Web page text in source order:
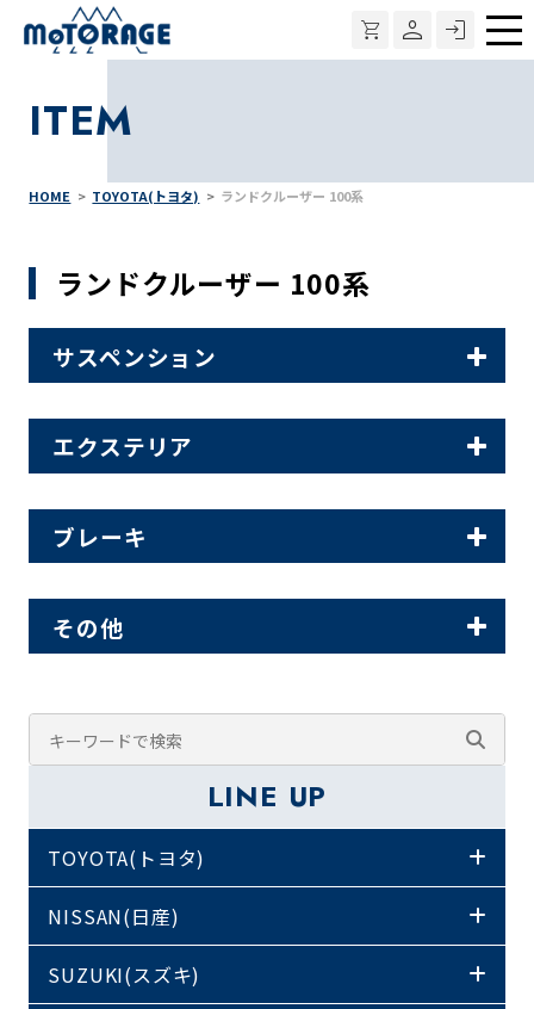
ITEM
HOME TOYOTA(トヨタ) ランドクルーザー 100系
ランドクルーザー 100系
サスペンション
エクステリア
ブレーキ
その他
LINE UP
TOYOTA(トヨタ)
NISSAN(日産)
SUZUKI(スズキ)
メ